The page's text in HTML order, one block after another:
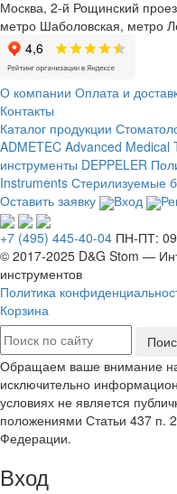
Москва, 2-й Рощинский
метро Шаболовская, метро
О компании Оплата и
Контакты
Каталог продукции
ADMETEC Advanced Medical
инструменты DEPPELER
Instruments Стерилизуемые
Оставить заявку
Вход
+7 (495) 445-40-04 ПН-ПТ:
© 2017-2025 D&G Stom —
инструментов
Политика
Корзина
Обращаем ваше внимание на
исключительно
условиях не является
положениями Статьи 437 п.
Федерации.
Вход